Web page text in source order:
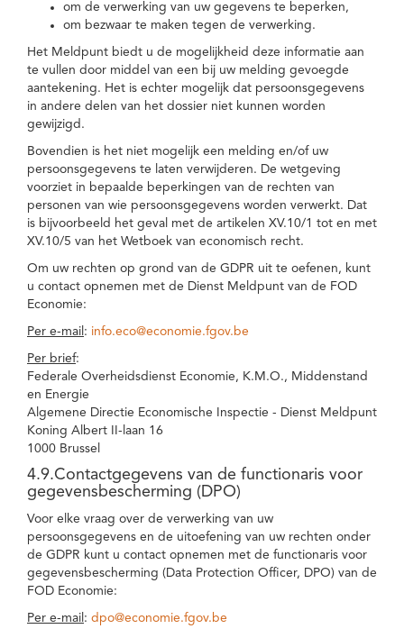
om de verwerking van uw gegevens te beperken,
om bezwaar te maken tegen de verwerking.
Het Meldpunt biedt u de mogelijkheid deze informatie aan
te vullen door middel van een bij uw melding gevoegde
aantekening. Het is echter mogelijk dat persoonsgegevens
in andere delen van het dossier niet kunnen worden
gewijzigd.
Bovendien is het niet mogelijk een melding en/of uw
persoonsgegevens te laten verwijderen. De wetgeving
voorziet in bepaalde beperkingen van de rechten van
personen van wie persoonsgegevens worden verwerkt. Dat
is bijvoorbeeld het geval met de artikelen XV.10/1 tot en met
XV.10/5 van het Wetboek van economisch recht.
Om uw rechten op grond van de GDPR uit te oefenen, kunt
u contact opnemen met de Dienst Meldpunt van de FOD
Economie:
Per e-mail : info.eco@economie.fgov.be
Per brief:
Federale Overheidsdienst Economie, K.M.O., Middenstand
en Energie
Algemene Directie Economische Inspectie - Dienst Meldpunt
Koning Albert II-laan 16
1000 Brussel
4.9.Contactgegevens van de functionaris voor
gegevensbescherming (DPO)
Voor elke vraag over de verwerking van uw
persoonsgegevens en de uitoefening van uw rechten onder
de GDPR kunt u contact opnemen met de functionaris voor
gegevensbescherming (Data Protection Officer, DPO) van de
FOD Economie:
Per e-mail : dpo@economie.fgov.be